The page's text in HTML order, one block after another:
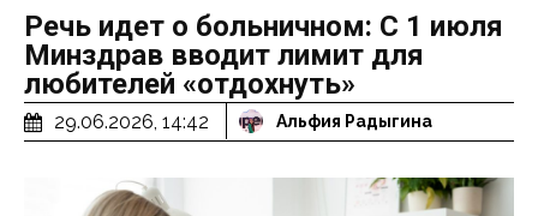
Речь идет о больничном: С 1 июля
Минздрав вводит лимит для
любителей «отдохнуть»
29.06.2026, 14:42 Альфия Радыгина